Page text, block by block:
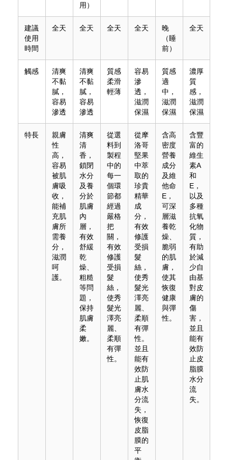
用）
建議
使用
時間
全天 全天 全天 全天
晚
（睡
前）
全天
觸感
清爽
不黏
膩，
容易
滲透
清爽
不黏
膩，
容易
滲透
質感
柔滑
輕薄
容易
滲
透，
滋潤
保濕
質感
適
中，
滋潤
保濕
濃厚
質
感，
滋潤
保濕
特長
親膚
性
高，
容易
被肌
膚吸
收，
能補
充肌
膚所
需養
分，
滋潤
呵
護。
清爽
清
香，
鎖閉
水分
及養
分於
肌膚
內
層，
有效
舒緩
乾
燥、
粗糙
等問
題，
保持
肌膚
柔
嫩。
從選
料到
製程
中的
每一
個環
節都
經過
嚴格
把
關，
有效
修護
受損
髮
絲，
使秀
髮光
澤亮
麗、
柔順
有彈
性。
從摩
洛哥
堅果
中萃
取的
珍貴
精華
成
分，
有效
修護
受損
髮
絲，
使秀
髮光
澤亮
麗、
柔順
有彈
性。
並且
能有
效防
止肌
膚水
分流
失，
恢復
皮脂
膜的
平
含高
密度
營養
成分
及維
他命
E，
可深
層滋
養乾
燥、
脆弱
的肌
膚，
使其
恢復
健康
與彈
性。
含豐
富的
維生
素A
和
E，
以及
多種
抗氧
化物
質，
有助
於減
少自
由基
對皮
膚的
傷
害，
並且
能有
效防
止皮
脂膜
水分
流
失。